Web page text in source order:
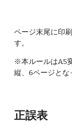
ページ末尾に印
す。
※本ルールはA5
縦、6ページとな
正誤表